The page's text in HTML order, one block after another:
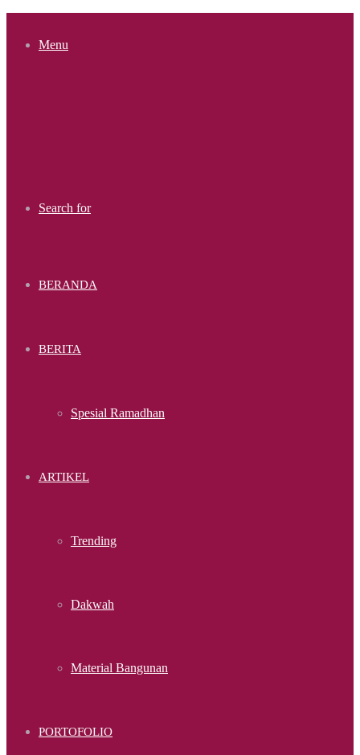
Menu
Search for
BERANDA
BERITA
Spesial Ramadhan
ARTIKEL
Trending
Dakwah
Material Bangunan
PORTOFOLIO